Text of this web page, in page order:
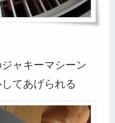
ャキーマシーン
てあげられる